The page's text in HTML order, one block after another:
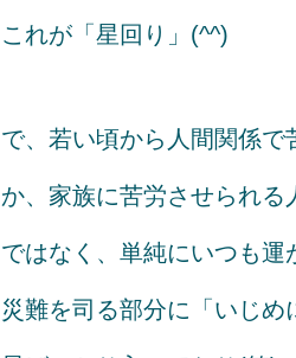
これが「星回り」(^^)
で、若い頃から人間関係で
か、家族に苦労させられ
ではなく、単純にいつも
災難を司る部分に「いじ